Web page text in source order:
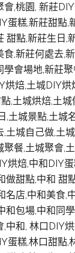
會,桃園, 新莊
蛋糕,新莊甜點,
甜點,新莊生日,
食,新莊何處去,
學會場地,新莊
烘焙,土城DIY烘
,土城烘焙,土城
,土城景點,土城
,土城自己做,土
聚餐,土城聚會,
烘焙,中和DIY
做甜點,中和 甜
名店,中和美食,
和包場,中和同
中和, 林口DIY
蛋糕,林口甜點,